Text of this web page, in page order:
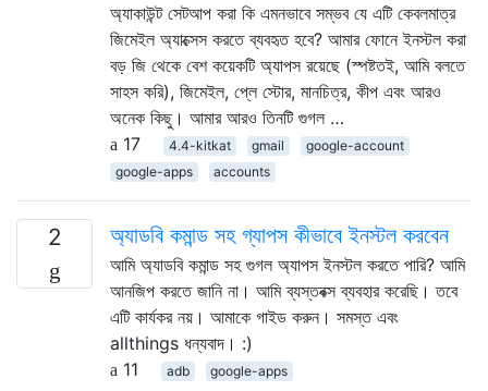
অ্যাকাউন্ট সেটআপ করা কি এমনভাবে সম্ভব যে এটি কেবলমাত্র
জিমেইল অ্যাক্সেস করতে ব্যবহৃত হবে? আমার ফোনে ইনস্টল করা
বড় জি থেকে বেশ কয়েকটি অ্যাপস রয়েছে (স্পষ্টতই, আমি বলতে
সাহস করি), জিমেইল, প্লে স্টোর, মানচিত্র, কীপ এবং আরও
অনেক কিছু। আমার আরও তিনটি গুগল …
17
4.4-kitkat gmail
google-account
google-apps
accounts
2 অ্যাডবি কমান্ড সহ গ্যাপস কীভাবে ইনস্টল করবেন
আমি অ্যাডবি কমান্ড সহ গুগল অ্যাপস ইনস্টল করতে পারি? আমি
আনজিপ করতে জানি না। আমি ব্যস্তবক্স ব্যবহার করেছি। তবে
এটি কার্যকর নয়। আমাকে গাইড করুন। সমস্ত এবং
allthings ধন্যবাদ। :)
11
adb google-apps